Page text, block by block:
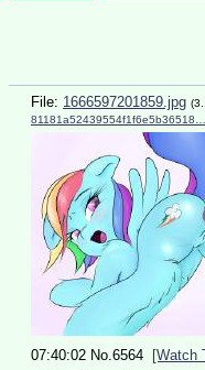
File: 1666597201859.jpg
07:40:02 No. 6564
[Watch